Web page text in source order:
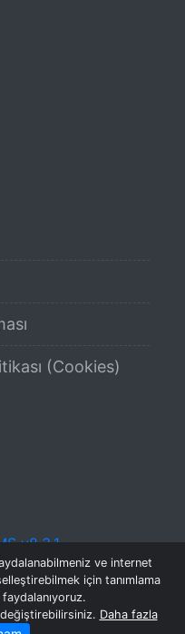
ve internet
için tanımlama
değiştirebilirsiniz. Daha fazla
(Cookies)